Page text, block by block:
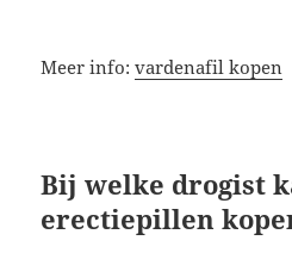
Meer info:vardenafil kopen
Bij welke drogist
erectiepillen